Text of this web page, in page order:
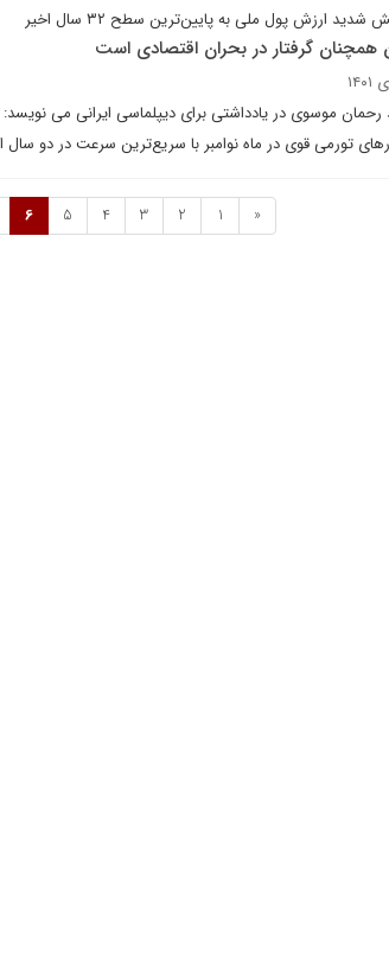
شدید ارزش پول ملی به پایین‌ترین سطح ۳۲ سال اخیر
همچنان گرفتار در بحران اقتصادی است
موسوی در یادداشتی برای دیپلماسی ایرانی می
تورمی قوی در ماه نوامبر با سریع‌ترین سرعت در دو
«
1
2
3
4
5
6